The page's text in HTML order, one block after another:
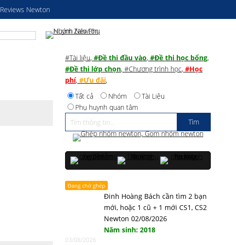
Reviews Newton
#Tài liệu, #Đề thi đầu vào, #Đề thi học bổng,
#Đề thi lớp chọn, #Chương trình học, #Học
phí, #Ưu đãi,
Tất cả
Nhóm
Tài Liệu
Phụ huynh quan tâm
Đang chờ ghép
Đinh Hoàng Bách cần tìm 2 bạn
mới, hoặc 1 cũ + 1 mới CS1, CS2
Newton 02/08/2026
Năm sinh: 2018
03/08/2026